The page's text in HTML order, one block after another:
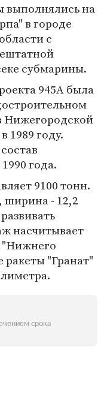
выполнялись на
в городе
с
субмарины.
945А была
Нижегородской
1989 году.
года.
9100 тонн.
ширина - 12,2
насчитывает
"Нижнего
ракеты "Гранат"
срока